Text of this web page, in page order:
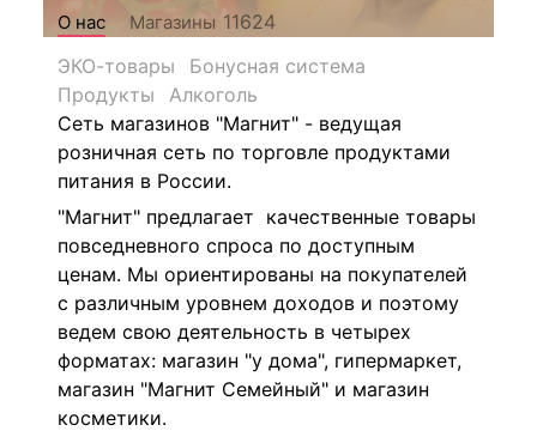
О нас Магазины 11624
ЭКО-товары
Бонусная система
Продукты
Алкоголь
Сеть магазинов "Магнит" - ведущая
розничная сеть по торговле продуктами
питания в России.
"Магнит" предлагает качественные товары
повседневного спроса по доступным
ценам. Мы ориентированы на покупателей
с различным уровнем доходов и поэтому
ведем свою деятельность в четырех
форматах: магазин "у дома", гипермаркет,
магазин "Магнит Семейный" и магазин
косметики.